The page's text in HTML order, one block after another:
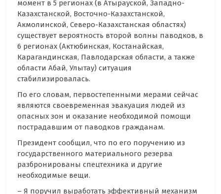
момент в 5 регионах (в Атырауской, Западно-
Казахстанской, Восточно-Казахстанской,
Акмолинской, Северо-Казахстанская областях)
существует вероятность второй волны паводков, в
6 регионах (Актюбинская, Костанайская,
Карагандинская, Павлодарская области, а также
области Абай, Улытау) ситуация
стабилизировалась.
По его словам, первостепенными мерами сейчас
являются своевременная эвакуация людей из
опасных зон и оказание необходимой помощи
пострадавшим от паводков гражданам.
Президент сообщил, что по его поручению из
государственного материального резерва
разбронированы спецтехника и другие
необходимые вещи.
– Я поручил выработать эффективный механизм